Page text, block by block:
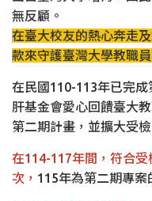
無反顧。
在臺大校友的熱心奔走
款來守護臺灣大學教職員
在民國110-113年已完
肝基金會愛心回饋臺大
第二期計畫，並擴大受
在114-117年間，符合
次， 115年為第二期專案